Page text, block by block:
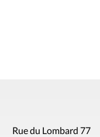
Rue du Lombard 77